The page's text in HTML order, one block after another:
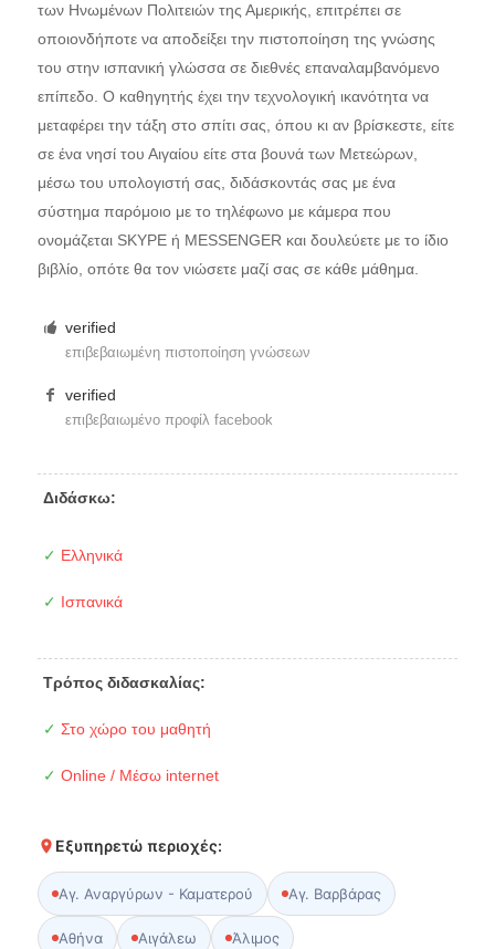
των Ηνωμένων Πολιτειών της Αμερικής, επιτρέπει σε
οποιονδήποτε να αποδείξει την πιστοποίηση της γνώσης
του στην ισπανική γλώσσα σε διεθνές επαναλαμβανόμενο
επίπεδο. Ο καθηγητής έχει την τεχνολογική ικανότητα να
μεταφέρει την τάξη στο σπίτι σας, όπου κι αν βρίσκεστε, είτε
σε ένα νησί του Αιγαίου είτε στα βουνά των Μετεώρων,
μέσω του υπολογιστή σας, διδάσκοντάς σας με ένα
σύστημα παρόμοιο με το τηλέφωνο με κάμερα που
ονομάζεται SKYPE ή MESSENGER και δουλεύετε με το ίδιο
βιβλίο, οπότε θα τον νιώσετε μαζί σας σε κάθε μάθημα.
verified
επιβεβαιωμένη πιστοποίηση γνώσεων
verified
επιβεβαιωμένο προφίλ facebook
Διδάσκω:
✓ Ελληνικά
✓ Ισπανικά
Τρόπος διδασκαλίας:
✓ Στο χώρο του μαθητή
✓ Online / Μέσω internet
Εξυπηρετώ περιοχές:
Αγ. Αναργύρων - Καματερού Αγ. Βαρβάρας
Αθήνα Αιγάλεω Άλιμος